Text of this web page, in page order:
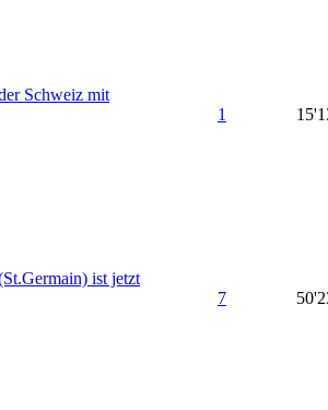
Schweiz mit
1
ist jetzt
7